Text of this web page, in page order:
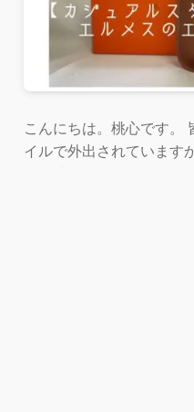
こんにちは。桃心です。
イルで外出されています